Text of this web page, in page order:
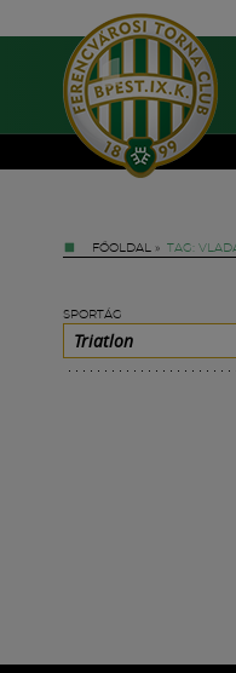
FŐOLDAL » TAG:
SPORTÁG
Triatlon